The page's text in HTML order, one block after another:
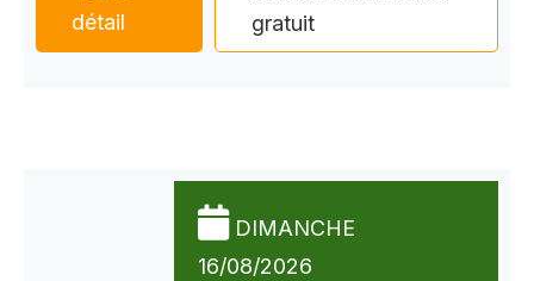
détail
gratuit
DIMANCHE
16/08/2026